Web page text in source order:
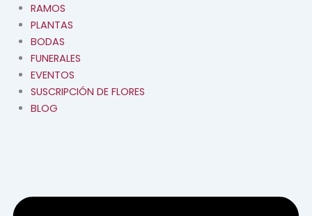
RAMOS
PLANTAS
BODAS
FUNERALES
EVENTOS
SUSCRIPCIÓN DE FLORES
BLOG